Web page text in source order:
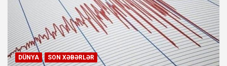
DÜNYA SON XƏBƏRLƏR